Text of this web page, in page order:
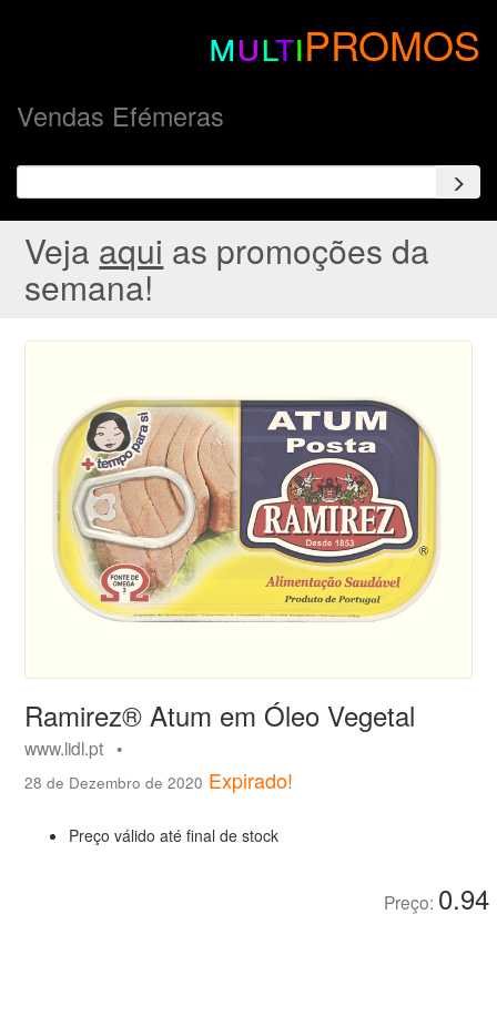
multiPROMOS
Vendas Efémeras
Veja aqui as promoções da
semana!
Ramirez® Atum em Óleo Vegetal
www.lidl.pt •
28 de Dezembro de 2020 Expirado!
Preço válido até final de stock
Preço: 0.94